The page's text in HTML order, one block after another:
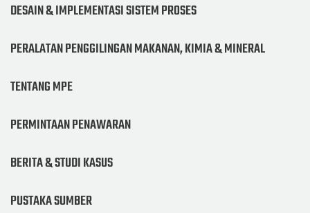
DESAIN & IMPLEMENTASI SISTEM PROSES
PERALATAN PENGGILINGAN MAKANAN, KIMIA & MINERAL
TENTANG MPE
PERMINTAAN PENAWARAN
BERITA & STUDI KASUS
PUSTAKA SUMBER